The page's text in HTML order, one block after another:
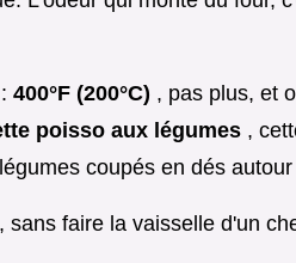
400°F (200°C) , pas plus, et
poisso aux légumes ,
coupés en dés
faire la vaisselle d'un